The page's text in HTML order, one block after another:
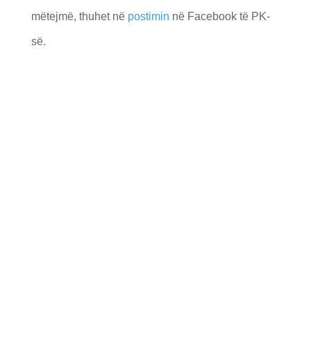
mëtejmë, thuhet në postimin në Facebook të PK-
së.